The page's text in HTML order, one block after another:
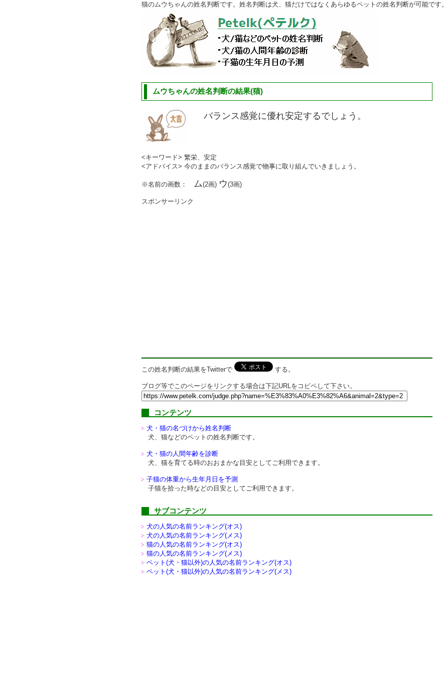
猫のムウちゃんの姓名判断です。姓名判断は犬、猫だけではなくあらゆるペットの姓名判断が可能です。
ムウちゃんの姓名判断の結果(猫)
バランス感覚に優れ安定するでしょう。
<キーワード> 繁栄、安定
<アドバイス> 今のままのバランス感覚で物事に取り組んでいきましょう。
※名前の画数： ム(2画) ウ(3画)
スポンサーリンク
この姓名判断の結果をTwitterで する。
ブログ等でこのページをリンクする場合は下記URLをコピペして下さい。
コンテンツ
犬・猫の名づけから姓名判断
犬、猫などのペットの姓名判断です。
犬・猫の人間年齢を診断
犬、猫を育てる時のおおまかな目安としてご利用できます。
子猫の体重から生年月日を予測
子猫を拾った時などの目安としてご利用できます。
サブコンテンツ
犬の人気の名前ランキング(オス)
犬の人気の名前ランキング(メス)
猫の人気の名前ランキング(オス)
猫の人気の名前ランキング(メス)
ペット(犬・猫以外)の人気の名前ランキング(オス)
ペット(犬・猫以外)の人気の名前ランキング(メス)